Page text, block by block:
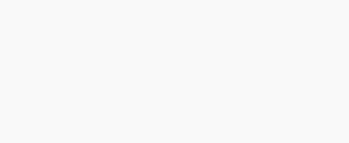
ÖKÖLVÍVÓVAL: